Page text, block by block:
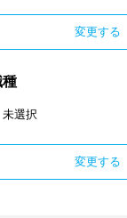
変更する
種
未選択
変更する